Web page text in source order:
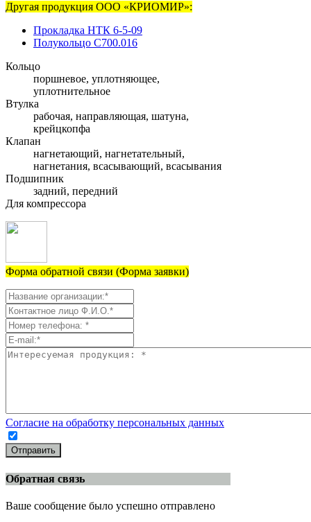
Другая продукция ООО «КРИОМИР»:
Прокладка НТК 6-5-09
Полукольцо С700.016
Кольцо
поршневое, уплотняющее,
уплотнительное
Втулка
рабочая, направляющая, шатуна,
крейцкопфа
Клапан
нагнетающий, нагнетательный,
нагнетания, всасывающий, всасывания
Подшипник
задний, передний
Для компрессора
Форма обратной связи (Форма заявки)
Согласие на обработку персональных данных
Отправить
Обратная связь
Ваше сообщение было успешно отправлено